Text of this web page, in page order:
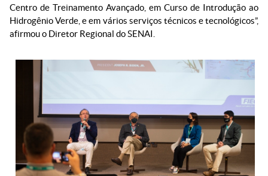
Centro de Treinamento Avançado, em Curso de Introdução ao
Hidrogênio Verde, e em vários serviços técnicos e tecnológicos”,
afirmou o Diretor Regional do SENAI.